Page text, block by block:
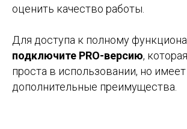
оценить качество работы.
Для доступа к полному
подключите PRO-версию,
проста в использовании, но имеет
дополнительные преимущества.